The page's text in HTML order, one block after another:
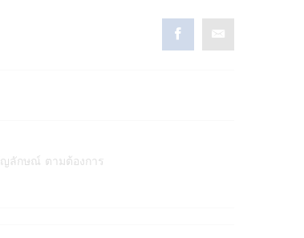
ลักษณ์ ตามต้องการ